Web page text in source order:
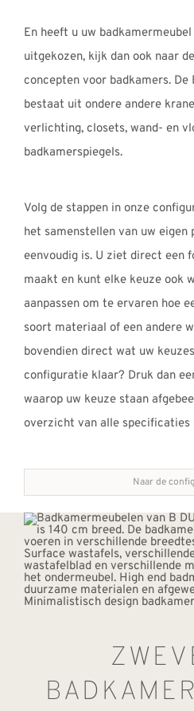
En heeft u uw
uitgekozen, kijk dan ook naar
concepten voor badkamers. De
bestaat uit ondere andere
verlichting, closets, wand- en
badkamerspiegels.
Volg de stappen in onze
het samenstellen van uw
eenvoudig is. U ziet direct een
maakt en kunt elke keuze ook
aanpassen om te ervaren hoe
soort materiaal of een andere
bovendien direct wat uw
configuratie klaar? Druk dan
waarop uw keuze staan
overzicht van alle specificaties
Naar de